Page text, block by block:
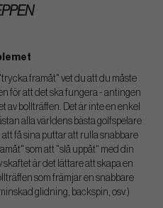
framåt" vet du att du måste
för att det ska fungera - antingen
av bollträffen. Det är inte en enkel
alla världens bästa golfspelare
få sina puttar att rulla snabbare
som att "slå uppåt" med din
är det lättare att skapa en
som främjar en snabbare
glidning, backspin, osv.)